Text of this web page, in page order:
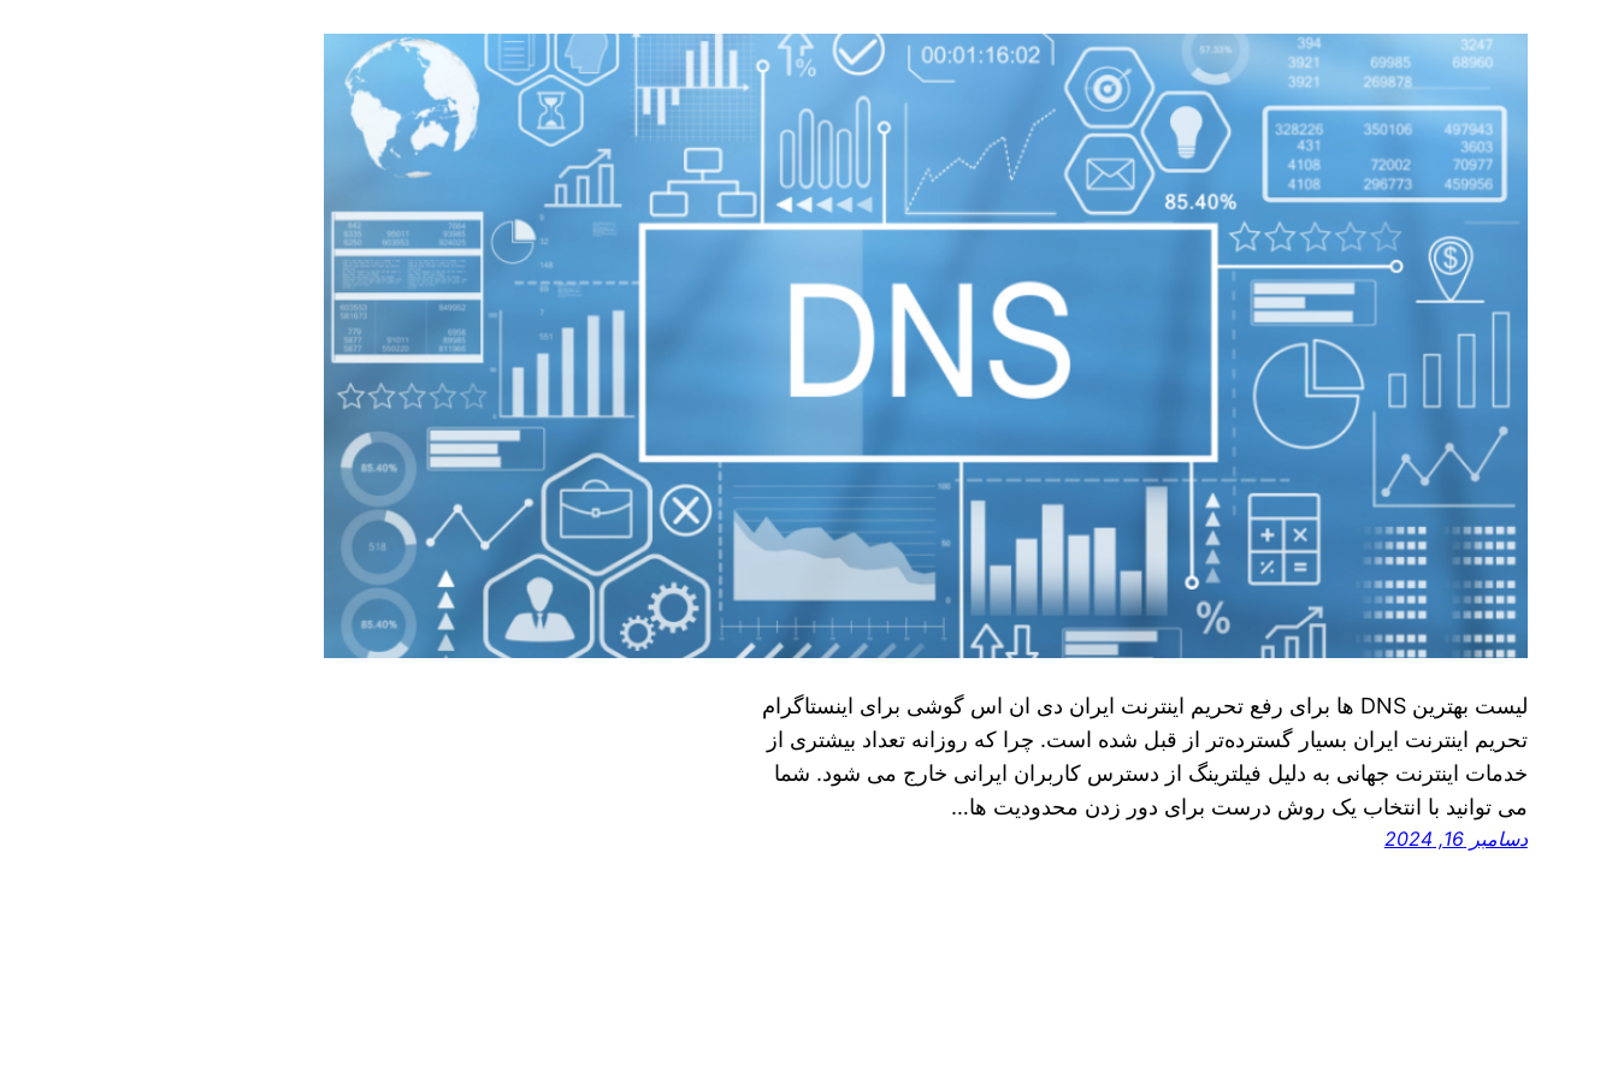
لیست بهترین DNS ها برای رفع تحریم اینترنت ایران دی ان اس گوشی برای اینستاگرام
تحریم اینترنت ایران بسیار گسترده‌تر از قبل شده است. چرا که روزانه تعداد بیشتری از
خدمات اینترنت جهانی به دلیل فیلترینگ از دسترس کاربران ایرانی خارج می‌ شود. شما
می‌ توانید با انتخاب یک روش درست برای دور زدن محدودیت‌ ها…
دسامبر 16, 2024